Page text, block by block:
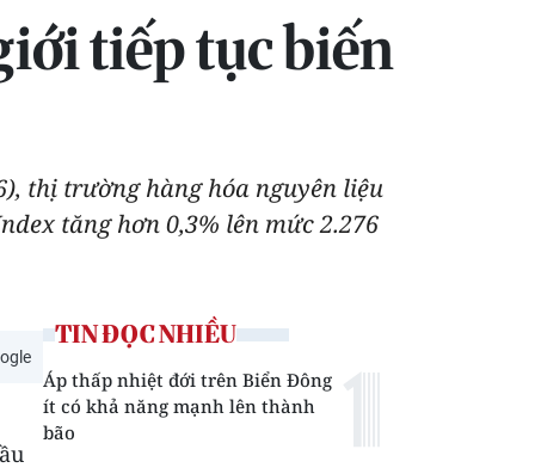
tiếp tục biến
thị trường hàng hóa nguyên liệu
tăng hơn 0,3% lên mức 2.276
TIN ĐỌC NHIỀU
Áp thấp nhiệt đới trên Biển Đông
ít có khả năng mạnh lên thành
bão